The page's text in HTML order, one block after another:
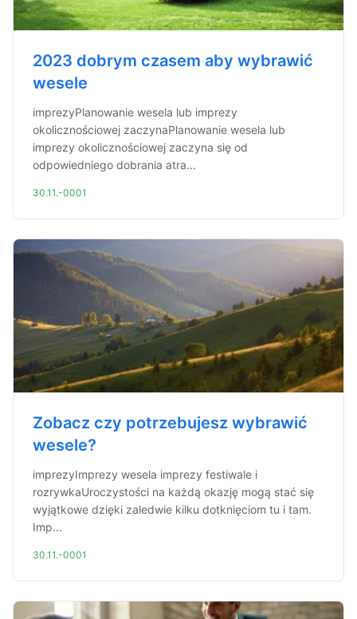
2023 dobrym czasem aby wybrawić
wesele
imprezyPlanowanie wesela lub imprezy
okolicznościowej zaczynaPlanowanie wesela lub
imprezy okolicznościowej zaczyna się od
odpowiedniego dobrania atra...
30.11.-0001
Zobacz czy potrzebujesz wybrawić
wesele?
imprezyImprezy wesela imprezy festiwale i
rozrywkaUroczystości na każdą okazję mogą stać się
wyjątkowe dzięki zaledwie kilku dotknięciom tu i tam.
Imp...
30.11.-0001